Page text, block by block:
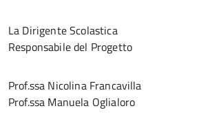
La Dirigente
Responsabile del Progetto
Prof.ssa Nicolina
Prof.ssa Manuela Oglialoro